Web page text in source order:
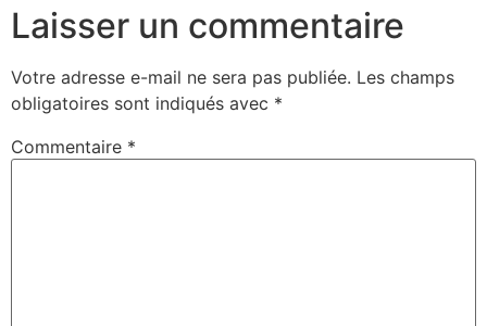
Laisser un commentaire
Votre adresse e-mail ne sera pas publiée. Les champs
obligatoires sont indiqués avec *
Commentaire *